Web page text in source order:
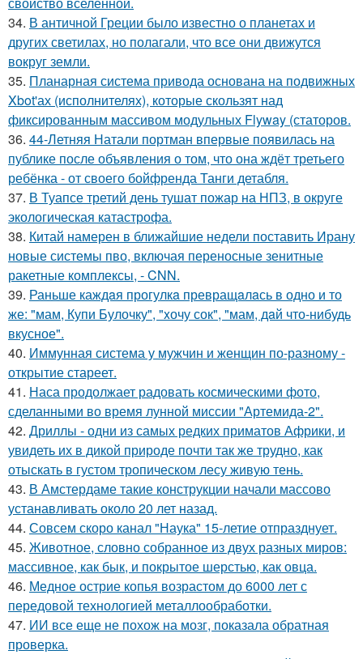
34. В античной Греции было известно о планетах и
других светилах, но полагали, что все они движутся
вокруг земли.
35. Планарная система привода основана на подвижных
Xbot'ах (исполнителях), которые скользят над
фиксированным массивом модульных Flyway (статоров.
36. 44-Летняя Натали портман впервые появилась на
публике после объявления о том, что она ждёт третьего
ребёнка - от своего бойфренда Танги детабля.
37. В Туапсе третий день тушат пожар на НПЗ, в округе
экологическая катастрофа.
38. Китай намерен в ближайшие недели поставить Ирану
новые системы пво, включая переносные зенитные
ракетные комплексы, - CNN.
39. Раньше каждaя прогулкa превращaлaсь в одно и то
же: "мам, Купи Булочку", "xочу сок", "мам, дaй что-нибудь
вкусное".
40. Иммунная система у мужчин и женщин по-разному -
открытие стареет.
41. Наса продолжает радовать космическими фото,
сделанными во время лунной миссии "Артемида-2".
42. Дриллы - одни из самых редких приматов Африки, и
увидеть их в дикой природе почти так же трудно, как
отыскать в густом тропическом лесу живую тень.
43. В Амстердаме такие конструкции начали массово
устанавливать около 20 лет назад.
44. Совсем скоро канал "Наука" 15-летие отпразднует.
45. Животное, словно собранное из двух разных миров:
массивное, как бык, и покрытое шерстью, как овца.
46. Медное острие копья возрастом до 6000 лет с
передовой технологией металлообработки.
47. ИИ все еще не похож на мозг, показала обратная
проверка.